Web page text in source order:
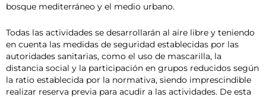
bosque mediterráneo y el medio urbano.
Todas las actividades se desarrollarán al aire libre y teniendo
en cuenta las medidas de seguridad establecidas por las
autoridades sanitarias, como el uso de mascarilla, la
distancia social y la participación en grupos reducidos según
la ratio establecida por la normativa, siendo imprescindible
realizar reserva previa para acudir a las actividades. De esta